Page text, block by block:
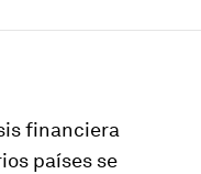
financiera
países se